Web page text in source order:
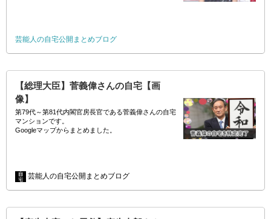
芸能人の自宅公開まとめブログ
【総理大臣】菅義偉さんの自宅【画
像】
第79代～第81代内閣官房長官である菅義偉さんの自宅
マンションです。
Googleマップからまとめました。
菅義偉さんはこのタワーの20階代が自宅ですが、現在
は官房…
芸能人の自宅公開まとめブログ